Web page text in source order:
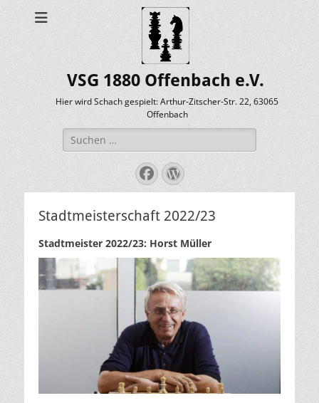
VSG 1880 Offenbach e.V.
Hier wird Schach gespielt: Arthur-Zitscher-Str. 22, 63065
Offenbach
Suche
nach:
Facebook
WordPress
Stadtmeisterschaft 2022/23
Stadtmeister 2022/23: Horst Müller